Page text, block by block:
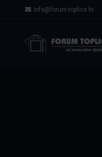
info@forum-toplice.hr